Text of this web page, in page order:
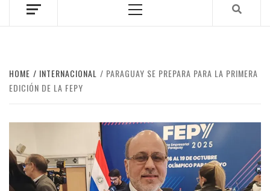
Menu
HOME INTERNACIONAL
PARAGUAY SE PREPARA PARA LA PRIMERA
EDICIÓN DE LA FEPY